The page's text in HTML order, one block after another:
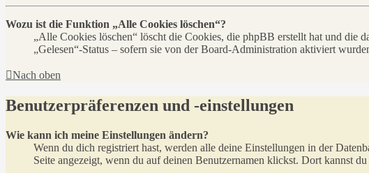
Wozu ist die Funktion „Alle Cookies löschen“?
„Alle Cookies löschen“ löscht die Cookies, die phpBB erstellt hat und die
„Gelesen“-Status – sofern sie von der Board-Administration aktiviert
Nach oben
Benutzerpräferenzen und -einstellungen
Wie kann ich meine Einstellungen ändern?
Wenn du dich registriert hast, werden alle deine Einstellungen in der
Seite angezeigt, wenn du auf deinen Benutzernamen klickst. Dort kannst